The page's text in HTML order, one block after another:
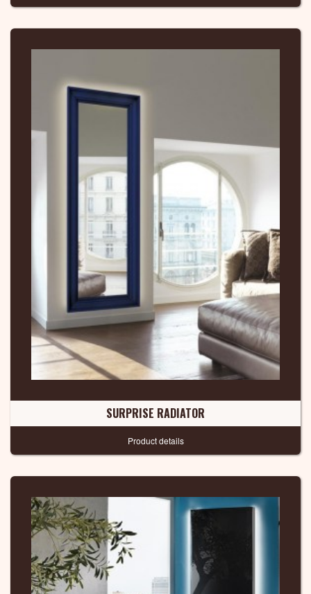
SURPRISE RADIATOR
Product details